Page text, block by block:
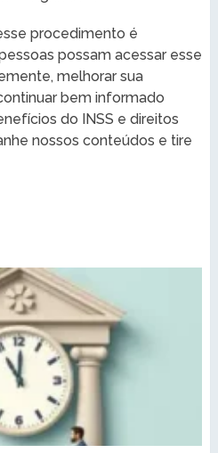
procedimento é
possam acessar esse
melhorar sua
bem informado
do INSS e direitos
nossos conteúdos e tire